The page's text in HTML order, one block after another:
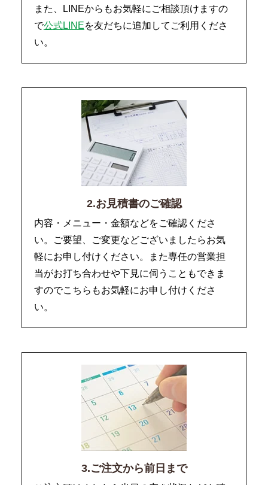
また、LINEからもお気軽にご相談頂けますの
で公式LINEを友だちに追加してご利用くださ
い。
2.お見積書のご確認
内容・メニュー・金額などをご確認くださ
い。ご要望、ご変更などございましたらお気
軽にお申し付けください。また専任の営業担
当がお打ち合わせや下見に伺うこともできま
すのでこちらもお気軽にお申し付けくださ
い。
3.ご注文から前日まで